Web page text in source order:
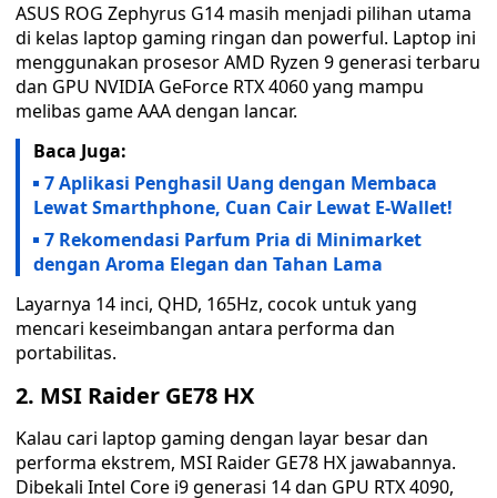
ASUS ROG Zephyrus G14 masih menjadi pilihan utama
di kelas laptop gaming ringan dan powerful. Laptop ini
menggunakan prosesor AMD Ryzen 9 generasi terbaru
dan GPU NVIDIA GeForce RTX 4060 yang mampu
melibas game AAA dengan lancar.
Baca Juga:
7 Aplikasi Penghasil Uang dengan Membaca
Lewat Smarthphone, Cuan Cair Lewat E-Wallet!
7 Rekomendasi Parfum Pria di Minimarket
dengan Aroma Elegan dan Tahan Lama
Layarnya 14 inci, QHD, 165Hz, cocok untuk yang
mencari keseimbangan antara performa dan
portabilitas.
2. MSI Raider GE78 HX
Kalau cari laptop gaming dengan layar besar dan
performa ekstrem, MSI Raider GE78 HX jawabannya.
Dibekali Intel Core i9 generasi 14 dan GPU RTX 4090,